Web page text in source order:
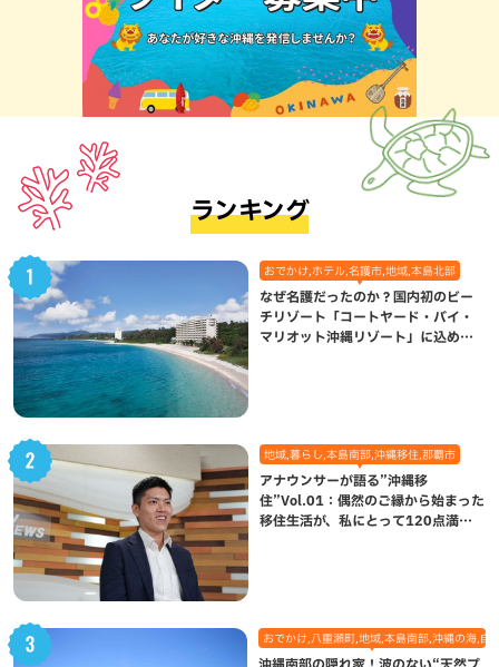
ランキング
おでかけ,ホテル,名護市,地域,本島北部
なぜ名護だったのか？国内初のビー
チリゾート「コートヤード・バイ・
マリオット沖縄リゾート」に込めら
地域,暮らし,本島南部,沖縄移住,那覇市
アナウンサーが語る”沖縄移
住”Vol.01：偶然のご縁から始まった
移住生活が、私にとって120点満点
おでかけ,八重瀬町,地域,本島南部,沖縄の海,自
沖縄南部の隠れ家！波のない“天然プ